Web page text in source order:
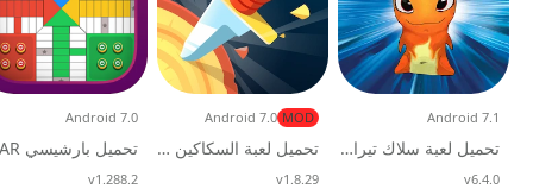
تحميل لعبة سلاك تيرا slug it out 2 مهكرة 2026
Android 7.1
v6.4.0
تحميل لعبة السكاكين Knife Hit مهكرة مجانا 2026
MOD
Android 7.0
v1.8.29
Android 7.0
v1.288.2